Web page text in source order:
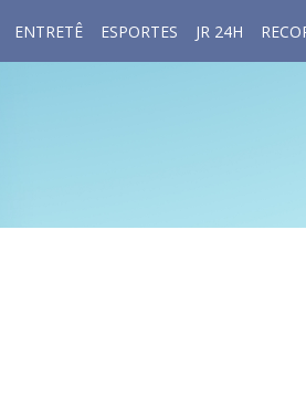
ENTRETÊ ESPORTES JR 24H